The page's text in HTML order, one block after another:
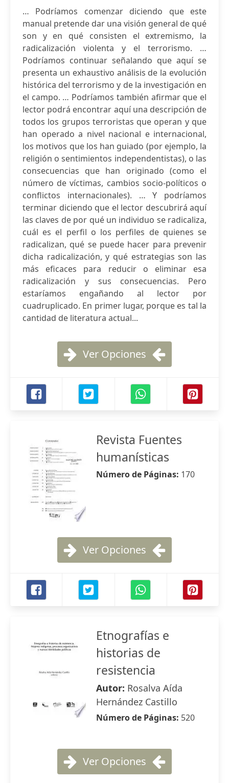
… Podríamos comenzar diciendo que este
manual pretende dar una visión general de qué
son y en qué consisten el extremismo, la
radicalización violenta y el terrorismo. …
Podríamos continuar señalando que aquí se
presenta un exhaustivo análisis de la evolución
histórica del terrorismo y de la investigación en
el campo. … Podríamos también afirmar que el
lector podrá encontrar aquí una descripción de
todos los grupos terroristas que operan y que
han operado a nivel nacional e internacional,
los motivos que los han guiado (por ejemplo, la
religión o sentimientos independentistas), o las
consecuencias que han originado (como el
número de víctimas, cambios socio-políticos o
conflictos internacionales). … Y podríamos
terminar diciendo que el lector descubrirá aquí
las claves de por qué un individuo se radicaliza,
cuál es el perfil o los perfiles de quienes se
radicalizan, qué se puede hacer para prevenir
dicha radicalización, y qué estrategias son las
más eficaces para reducir o eliminar esa
radicalización y sus consecuencias. Pero
estaríamos engañando al lector por
cuadruplicado. En primer lugar, porque es tal la
cantidad de literatura actual...
Ver Opciones
Revista Fuentes
humanísticas
Número de Páginas: 170
Ver Opciones
Etnografías e
historias de
resistencia
Autor: Rosalva Aída
Hernández Castillo
Número de Páginas: 520
Ver Opciones